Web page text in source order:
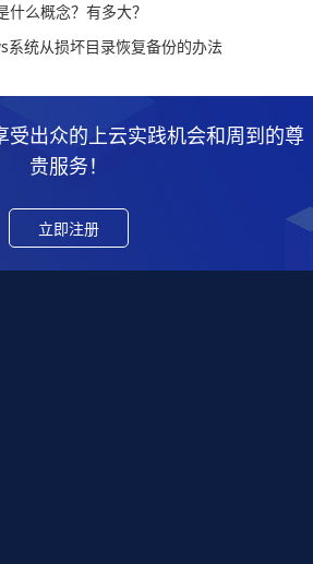
什么概念？有多大？
统从损坏目录恢复备份的办法
受出众的上云实践机会和周到的尊
贵服务！
立即注册